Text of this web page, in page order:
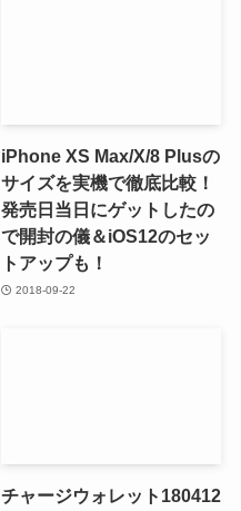
iPhone XS Max/X/8 Plusの
サイズを実機で徹底比較！
発売日当日にゲットしたの
で開封の儀＆iOS12のセッ
トアップも！
2018-09-22
チャージウォレット180412